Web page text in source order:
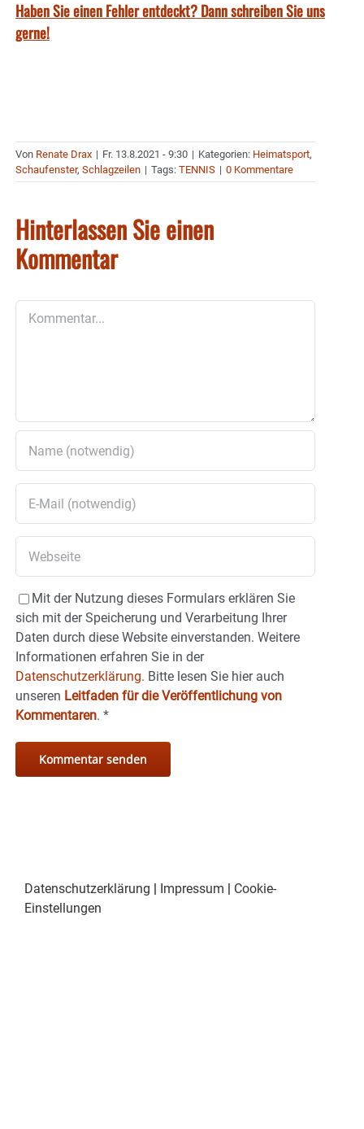
Haben Sie einen Fehler entdeckt? Dann schreiben Sie uns
gerne!
Von Renate Drax | Fr. 13.8.2021 - 9:30 | Kategorien: Heimatsport,
Schaufenster, Schlagzeilen | Tags: TENNIS | 0 Kommentare
Hinterlassen Sie einen
Kommentar
Mit der Nutzung dieses Formulars erklären Sie
sich mit der Speicherung und Verarbeitung Ihrer
Daten durch diese Website einverstanden. Weitere
Informationen erfahren Sie in der
Datenschutzerklärung. Bitte lesen Sie hier auch
unseren Leitfaden für die Veröffentlichung von
Kommentaren. *
Datenschutzerklärung | Impressum | Cookie-
Einstellungen